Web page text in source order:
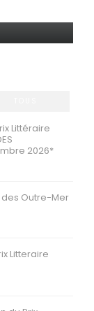
Littéraire
2026*
Outre-Mer
Litteraire